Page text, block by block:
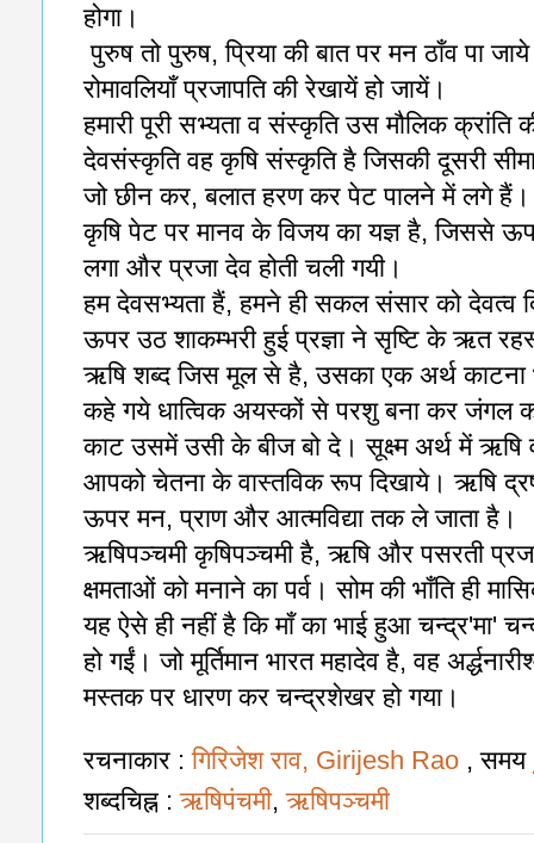
होगा।
पुरुष तो पुरुष, प्रिया की बात पर मन ठाँव पा
रोमावलियाँ प्रजापति की रेखायें हो जायें।
हमारी पूरी सभ्यता व संस्कृति उस मौलिक
देवसंस्कृति वह कृषि संस्कृति है जिसकी दूसरी
जो छीन कर, बलात हरण कर पेट पालने में लगे हैं।
कृषि पेट पर मानव के विजय का यज्ञ है, जिससे
लगा और प्रजा देव होती चली गयी।
हम देवसभ्यता हैं, हमने ही सकल संसार को देवत्व
ऊपर उठ शाकम्भरी हुई प्रज्ञा ने सृष्टि के ऋत
ऋषि शब्द जिस मूल से है, उसका एक अर्थ
कहे गये धात्विक अयस्कों से परशु बना कर जंगल
काट उसमें उसी के बीज बो दे। सूक्ष्म अर्थ में
आपको चेतना के वास्तविक रूप दिखाये। ऋषि
ऊपर मन, प्राण और आत्मविद्या तक ले जाता है।
ऋषिपञ्चमी कृषिपञ्चमी है, ऋषि और पसरती
क्षमताओं को मनाने का पर्व। सोम की भाँति ही
यह ऐसे ही नहीं है कि माँ का भाई हुआ चन्द्र'मा'
हो गईं। जो मूर्तिमान भारत महादेव है, वह
मस्तक पर धारण कर चन्द्रशेखर हो गया।
रचनाकार :गिरिजेश राव, Girijesh Rao , समय
शब्दचिह्न :ऋषिपंचमी,ऋषिपञ्चमी